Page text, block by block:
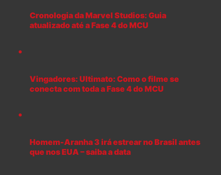
Cronologia da Marvel Studios: Guia
atualizado até a Fase 4 do MCU
Vingadores: Ultimato: Como o filme se
conecta com toda a Fase 4 do MCU
Homem-Aranha 3 irá estrear no Brasil antes
que nos EUA – saiba a data